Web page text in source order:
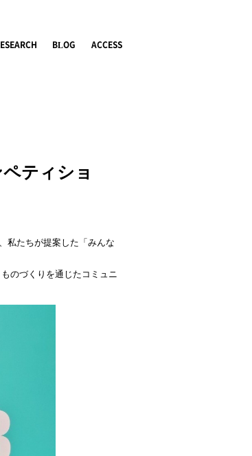
BLOG ACCESS
ティショ
私たちが提案した「みんな
のづくりを通じたコミュニ